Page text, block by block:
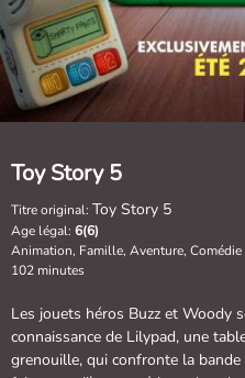
Toy Story 5
Titre original: Toy Story 5
Age légal: 6(6)
Animation, Famille, Aventure, Comédie
102 minutes
Les jouets héros Buzz et Woody
connaissance de Lilypad, une
grenouille, qui confronte la